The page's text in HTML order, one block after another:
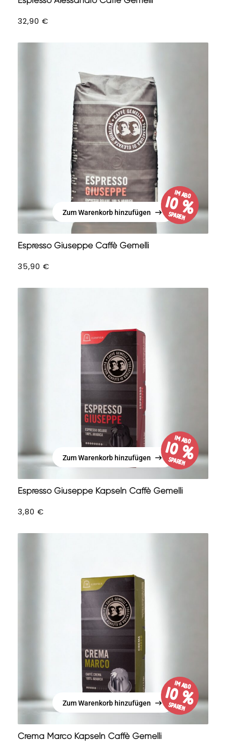
32,90 €
Zum Warenkorb hinzufügen
Zum Warenkorb hinzufügen
im Abo
10 %
sparen
Espresso Giuseppe Caffè Gemelli
35,90 €
Zum Warenkorb hinzufügen
Zum Warenkorb hinzufügen
im Abo
10 %
sparen
Espresso Giuseppe Kapseln Caffè Gemelli
3,80 €
Zum Warenkorb hinzufügen
Zum Warenkorb hinzufügen
im Abo
10 %
sparen
Crema Marco Kapseln Caffè Gemelli